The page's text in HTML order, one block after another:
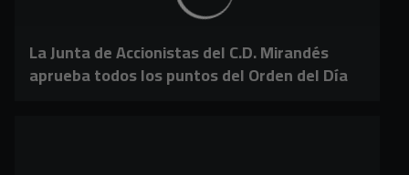
La Junta de Accionistas del C.D. Mirandés
aprueba todos los puntos del Orden del Día